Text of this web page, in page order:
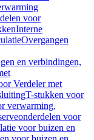
voor
Interne
Overgangen
en verbindingen,
Verdeler met
T-stukken voor
verwarming,
voor
voor buizen en